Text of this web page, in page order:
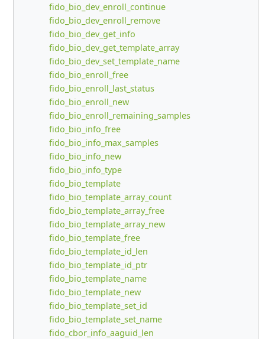
fido_bio_dev_enroll_continue
fido_bio_dev_enroll_remove
fido_bio_dev_get_info
fido_bio_dev_get_template_array
fido_bio_dev_set_template_name
fido_bio_enroll_free
fido_bio_enroll_last_status
fido_bio_enroll_new
fido_bio_enroll_remaining_samples
fido_bio_info_free
fido_bio_info_max_samples
fido_bio_info_new
fido_bio_info_type
fido_bio_template
fido_bio_template_array_count
fido_bio_template_array_free
fido_bio_template_array_new
fido_bio_template_free
fido_bio_template_id_len
fido_bio_template_id_ptr
fido_bio_template_name
fido_bio_template_new
fido_bio_template_set_id
fido_bio_template_set_name
fido_cbor_info_aaguid_len